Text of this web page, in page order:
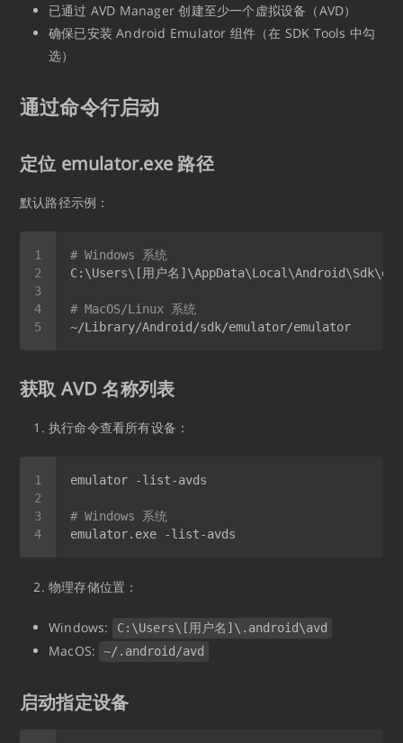
已通过 AVD Manager 创建至少一个虚拟设备（AVD）
确保已安装 Android Emulator 组件（在 SDK Tools 中勾
选）
通过命令行启动
定位 emulator.exe 路径
默认路径示例：
# Windows 系统
# MacOS/Linux 系统
获取 AVD 名称列表
执行命令查看所有设备：
# Windows 系统
物理存储位置：
Windows: C:\Users\[用户名]\.android\avd
MacOS: ~/.android/avd
启动指定设备